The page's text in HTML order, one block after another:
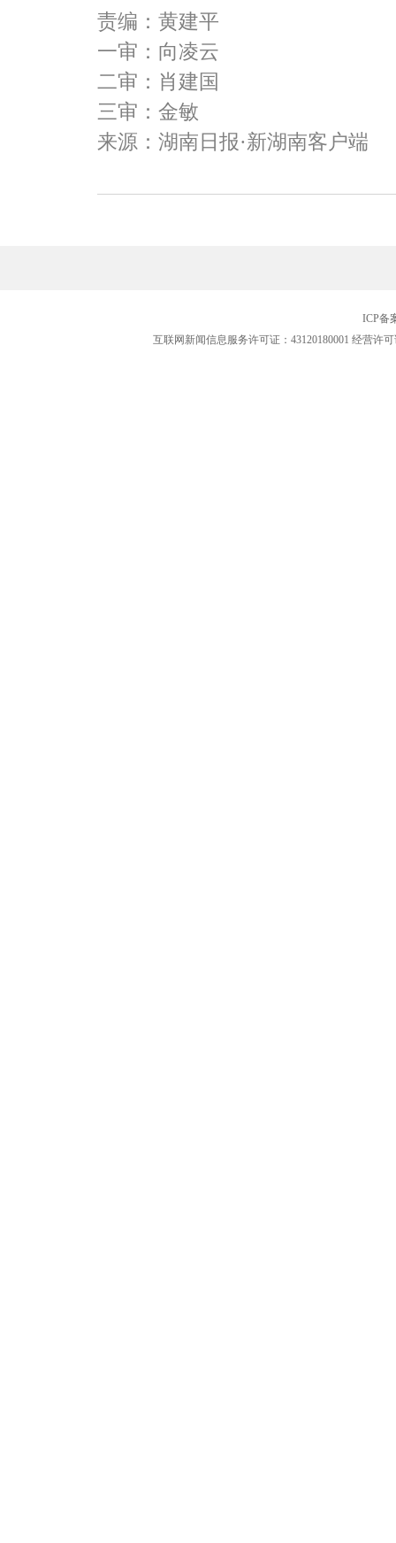
责编：黄建平
一审：向凌云
二审：肖建国
三审：金敏
来源：湖南日报·新湖南客户端
ICP备
互联网新闻信息服务许可证：43120180001 经营许可